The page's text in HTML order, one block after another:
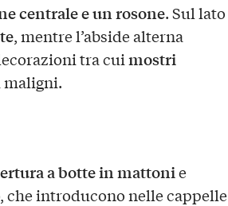
centrale e un rosone. Sul lato
, mentre l’abside alterna
tra cuimostri
maligni.
a botte in mattonie
introducono nelle cappelle